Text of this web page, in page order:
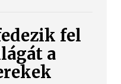
fel
a